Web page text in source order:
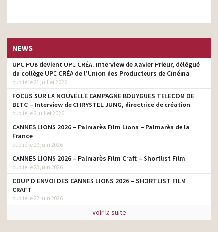
NEWS
UPC PUB devient UPC CRÉA. Interview de Xavier Prieur, délégué
du collège UPC CRÉA de l’Union des Producteurs de Cinéma
publié le 21 juillet 2026
FOCUS SUR LA NOUVELLE CAMPAGNE BOUYGUES TELECOM DE
BETC – Interview de CHRYSTEL JUNG, directrice de création
publié le 2 juillet 2026
CANNES LIONS 2026 – Palmarès Film Lions – Palmarès de la
France
publié le 29 juin 2026
CANNES LIONS 2026 – Palmarès Film Craft – Shortlist Film
publié le 23 juin 2026
COUP D’ENVOI DES CANNES LIONS 2026 – SHORTLIST FILM
CRAFT
publié le 22 juin 2026
Voir la suite